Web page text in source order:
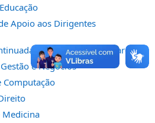
Apoio aos Dirigentes
em Conselhos Escolares
e Negócios
Computação
Medicina